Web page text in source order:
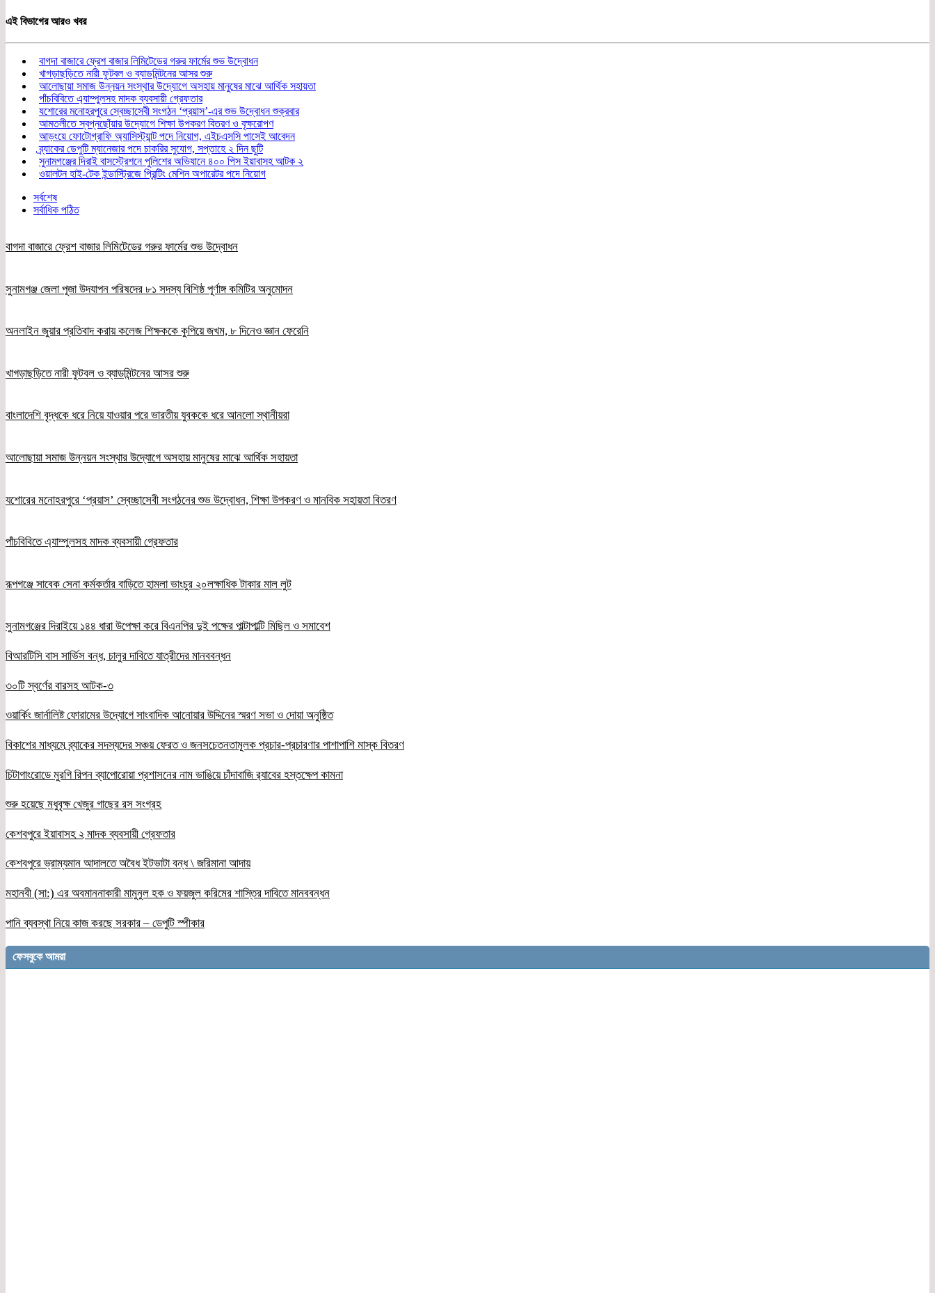
এই বিভাগের আরও খবর
বাগদা বাজারে ফ্রেশ বাজার লিমিটেডের গরুর ফার্মের শুভ উদ্বোধন
খাগড়াছড়িতে নারী ফুটবল ও ব্যাডমিন্টনের আসর শুরু
আলোছায়া সমাজ উন্নয়ন সংস্থার উদ্যোগে অসহায় মানুষের মাঝে আর্থিক সহায়তা
পাঁচবিবিতে এ্যাম্পুলসহ মাদক ব্যবসায়ী গ্রেফতার
যশোরের মনোহরপুরে স্বেচ্ছাসেবী সংগঠন ‘প্রয়াস’-এর শুভ উদ্বোধন শুক্রবার
আমতলীতে স্বপ্নছোঁয়ার উদ্যোগে শিক্ষা উপকরণ বিতরণ ও বৃক্ষরোপণ
আড়ংয়ে ফোটোগ্রাফি অ্যাসিস্ট্যান্ট পদে নিয়োগ, এইচএসসি পাসেই আবেদন
ব্র্যাকের ডেপুটি ম্যানেজার পদে চাকরির সুযোগ, সপ্তাহে ২ দিন ছুটি
সুনামগঞ্জের দিরাই বাসস্ট্রেশনে পুলিশের অভিযানে ৪০০ পিস ইয়াবাসহ আটক ২
ওয়ালটন হাই-টেক ইন্ডাস্ট্রিজে প্রিন্টিং মেশিন অপারেটর পদে নিয়োগ
সর্বশেষ
সর্বাধিক পঠিত
বাগদা বাজারে ফ্রেশ বাজার লিমিটেডের গরুর ফার্মের শুভ উদ্বোধন
সুনামগঞ্জ জেলা পূজা উদযাপন পরিষদের ৮১ সদস্য বিশিষ্ঠ পূর্ণাঙ্গ কমিটির অনুমোদন
অনলাইন জুয়ার প্রতিবাদ করায় কলেজ শিক্ষককে কুপিয়ে জখম, ৮ দিনেও জ্ঞান ফেরেনি
খাগড়াছড়িতে নারী ফুটবল ও ব্যাডমিন্টনের আসর শুরু
বাংলাদেশি বৃদ্ধকে ধরে নিয়ে যাওয়ার পরে ভারতীয় যুবককে ধরে আনলো স্থানীয়রা
আলোছায়া সমাজ উন্নয়ন সংস্থার উদ্যোগে অসহায় মানুষের মাঝে আর্থিক সহায়তা
যশোরের মনোহরপুরে ‘প্রয়াস’ স্বেচ্ছাসেবী সংগঠনের শুভ উদ্বোধন, শিক্ষা উপকরণ ও মানবিক সহায়তা বিতরণ
পাঁচবিবিতে এ্যাম্পুলসহ মাদক ব্যবসায়ী গ্রেফতার
রূপগঞ্জে সাবেক সেনা কর্মকর্তার বাড়িতে হামলা ভাংচুর ২০লক্ষাধিক টাকার মাল লুট
সুনামগঞ্জের দিরাইয়ে ১৪৪ ধারা উপেক্ষা করে বিএনপির দুই পক্ষের পাল্টাপাল্টি মিছিল ও সমাবেশ
বিআরটিসি বাস সার্ভিস বন্ধ, চালুর দাবিতে যাত্রীদের মানববন্ধন
৩০টি স্বর্ণের বারসহ আটক-৩
ওয়ার্কিং জার্নালিষ্ট ফোরামের উদ্যোগে সাংবাদিক আনোয়ার উদ্দিনের স্মরণ সভা ও দোয়া অনুষ্ঠিত
বিকাশের মাধ্যমে ব্র্যাকের সদস্যদের সঞ্চয় ফেরত ও জনসচেতনতামূলক প্রচার-প্রচারণার পাশাপাশি মাস্ক বিতরণ
চিটাগাংরোডে মুরগি রিপন ব্যাপোরোয়া প্রশাসনের নাম ভাঙিয়ে চাঁদাবাজি র‌্যাবের হস্তক্ষেপ কামনা
শুরু হয়েছে মধুবৃক্ষ খেজুর গাছের রস সংগ্রহ
কেশবপুরে ইয়াবাসহ ২ মাদক ব্যবসায়ী গ্রেফতার
কেশবপুরে ভ্রাম্যমান আদালতে অবৈধ ইটভাটা বন্ধ \ জরিমানা আদায়
মহানবী (সা:) এর অবমাননাকারী মামুনুল হক ও ফয়জুল করিমের শাস্তির দাবিতে মানববন্ধন
পানি ব্যবস্থা নিয়ে কাজ করছে সরকার – ডেপুটি স্পীকার
ফেসবুকে আমরা